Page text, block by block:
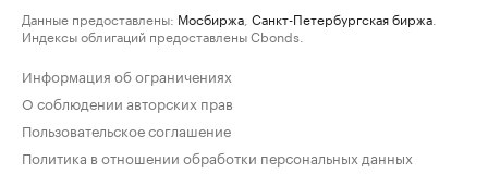
Данные предоставлены: Мосбиржа Санкт-Петербургская биржа
Индексы облигаций предоставлены Cbonds.
Информация об ограничениях
О соблюдении авторских прав
Пользовательское соглашение
Политика в отношении обработки персональных данных